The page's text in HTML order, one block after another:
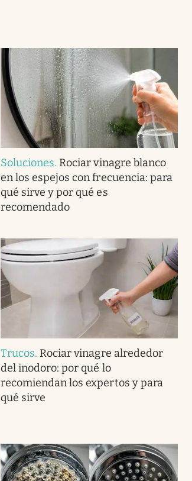
Soluciones. Rociar vinagre blanco
en los espejos con frecuencia: para
qué sirve y por qué es
recomendado
Trucos. Rociar vinagre alrededor
del inodoro: por qué lo
recomiendan los expertos y para
qué sirve